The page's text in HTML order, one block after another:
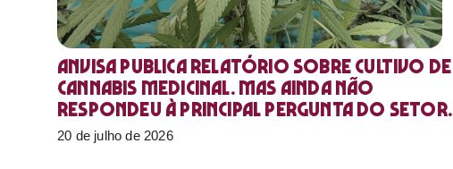
Anvisa publica relatório sobre cultivo de
Cannabis medicinal. Mas ainda não
respondeu à principal pergunta do setor.
20 de julho de 2026